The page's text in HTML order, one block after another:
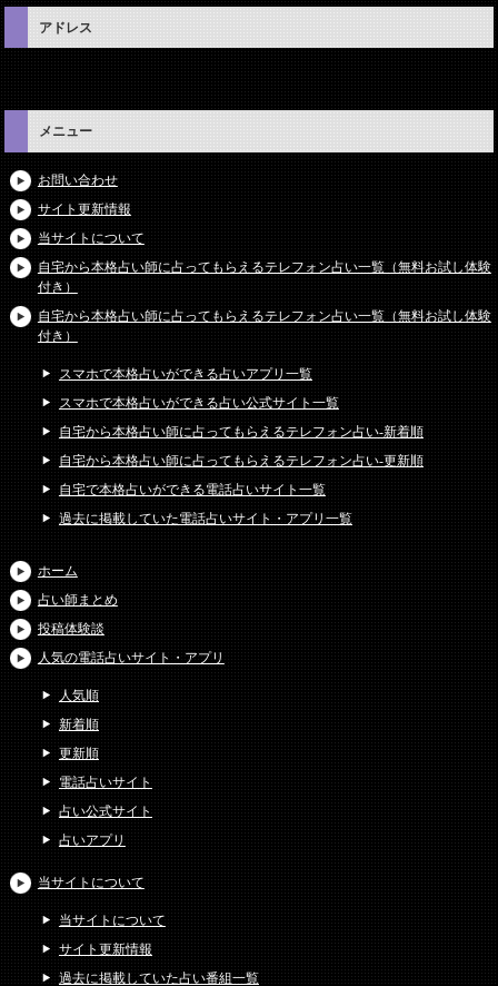
アドレス
メニュー
お問い合わせ
サイト更新情報
当サイトについて
自宅から本格占い師に占ってもらえるテレフォン占い一覧（無料お試し体験
付き）
自宅から本格占い師に占ってもらえるテレフォン占い一覧（無料お試し体験
付き）
スマホで本格占いができる占いアプリ一覧
スマホで本格占いができる占い公式サイト一覧
自宅から本格占い師に占ってもらえるテレフォン占い-新着順
自宅から本格占い師に占ってもらえるテレフォン占い-更新順
自宅で本格占いができる電話占いサイト一覧
過去に掲載していた電話占いサイト・アプリ一覧
ホーム
占い師まとめ
投稿体験談
人気の電話占いサイト・アプリ
人気順
新着順
更新順
電話占いサイト
占い公式サイト
占いアプリ
当サイトについて
当サイトについて
サイト更新情報
過去に掲載していた占い番組一覧